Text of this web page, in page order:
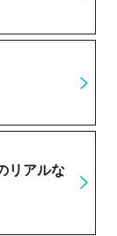
リアルな